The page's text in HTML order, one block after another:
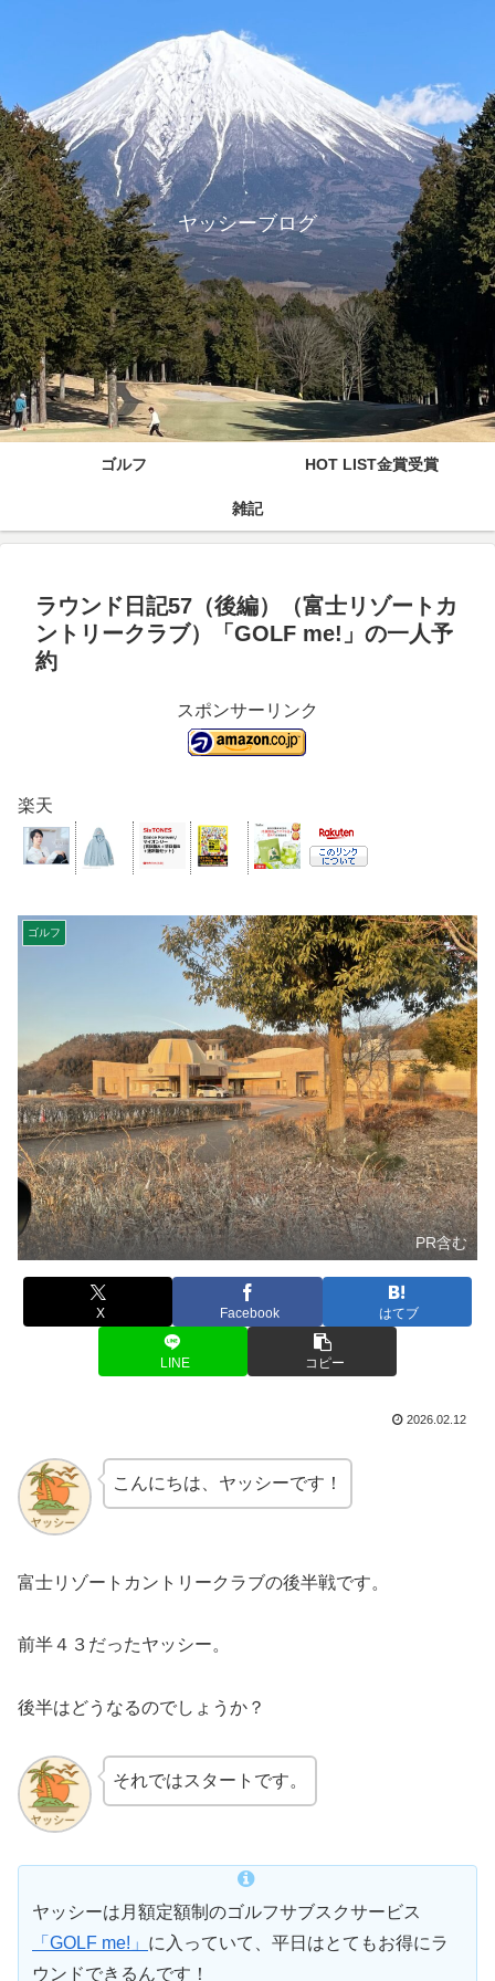
ヤッシーブログ
ゴルフ HOT LIST金賞受賞
雑記
ラウンド日記57（後編）（富士リゾートカ
ントリークラブ）「GOLF me!」の一人予
約
スポンサーリンク
楽天
ゴルフ
PR含む
X Facebook はてブ
LINE コピー
2026.02.12
こんにちは、ヤッシーです！
富士リゾートカントリークラブの後半戦です。
前半４３だったヤッシー。
後半はどうなるのでしょうか？
それではスタートです。
ヤッシーは月額定額制のゴルフサブスクサービス
「GOLF me!」 に入っていて、平日はとてもお得にラ
ウンドできるんです！